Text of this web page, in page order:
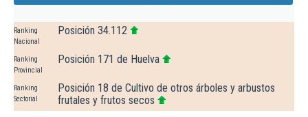
Ranking
Nacional
Posición 34.112
Ranking
Provincial
Posición 171 de Huelva
Ranking
Sectorial
Posición 18 de Cultivo de otros árboles y arbustos
frutales y frutos secos